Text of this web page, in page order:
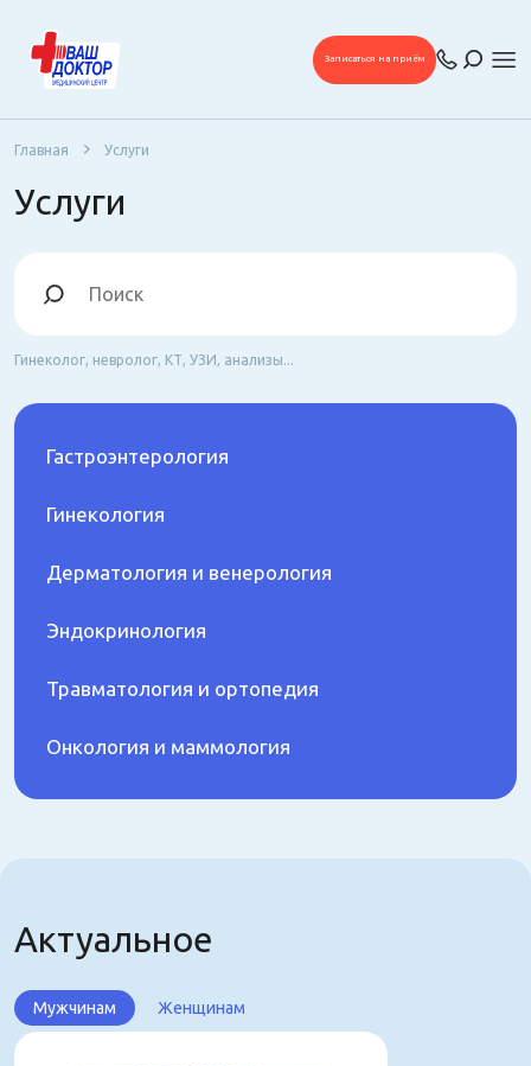
Записаться на приём
Главная Услуги
Услуги
Гинеколог, невролог, КТ, УЗИ, анализы...
Гастроэнтерология
Гинекология
Дерматология и венерология
Эндокринология
Травматология и ортопедия
Онкология и маммология
Актуальное
Мужчинам Женщинам